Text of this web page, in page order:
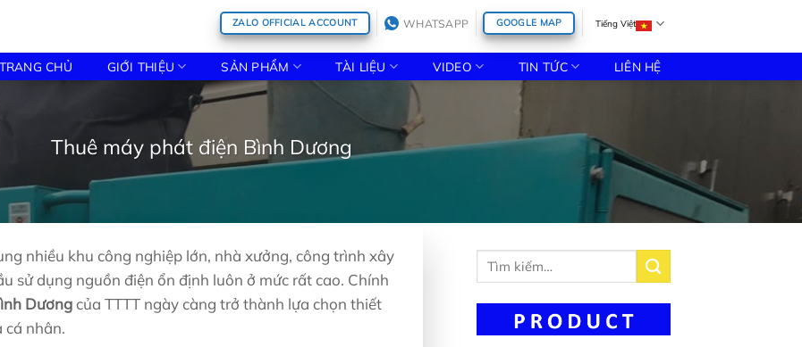
ZALO OFFICIAL ACCOUNT WHATSAPP GOOGLE MAP Tiếng Việt
TRANG CHỦ GIỚI THIỆU SẢN PHẨM TÀI LIỆU VIDEO TIN TỨC LIÊN HỆ
Thuê máy phát điện Bình Dương
nhiều khu công nghiệp lớn, nhà xưởng, công trình xây
sử dụng nguồn điện ổn định luôn ở mức rất cao. Chính
Dươngcủa TTTT ngày càng trở thành lựa chọn thiết
cá nhân.
Tìm